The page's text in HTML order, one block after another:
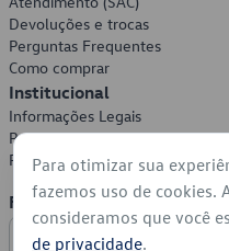
Devoluções e trocas
Perguntas Frequentes
Como comprar
Institucional
Informações Legais
Política de Privacidade
Política de Cookies
Formas de Pagamento
Para otimizar sua
fazemos uso de cookies.
consideramos que você
de privacidade.